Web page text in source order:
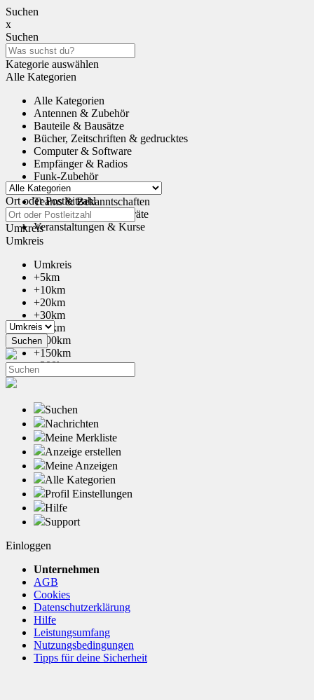
Suchen
x
Suchen
Kategorie auswählen
Alle Kategorien
Alle Kategorien
Antennen & Zubehör
Bauteile & Bausätze
Bücher, Zeitschriften & gedrucktes
Computer & Software
Empfänger & Radios
Funk-Zubehör
Tauschen & Schenken
Teams & Bekanntschaften
Transceiver & Funkgeräte
Veranstaltungen & Kurse
Ort oder Postleitzahl
Umkreis
Umkreis
Umkreis
+5km
+10km
+20km
+30km
+50km
+100km
+150km
+200km
Suchen
Nachrichten
Meine Merkliste
Anzeige erstellen
Meine Anzeigen
Alle Kategorien
Profil Einstellungen
Hilfe
Support
Einloggen
Unternehmen
AGB
Cookies
Datenschutzerklärung
Hilfe
Leistungsumfang
Nutzungsbedingungen
Tipps für deine Sicherheit